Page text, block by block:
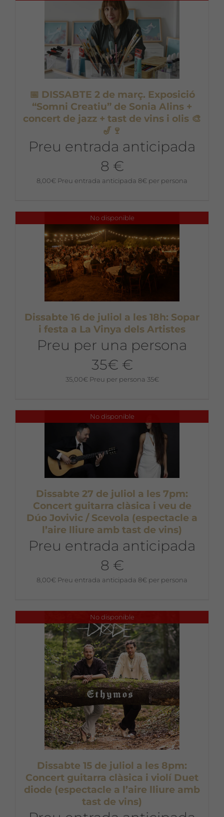
📅 DISSABTE 2 de març. Exposició
“Somni Creatiu” de Sonia Alins +
concert de jazz + tast de vins i olis 🎨
🎷🍷
Preu entrada anticipada
8 €
8,00€ Preu entrada anticipada 8€ per persona
No disponible
Dissabte 16 de juliol a les 18h: Sopar
i festa a La Vinya dels Artistes
Preu per una persona
35€ €
35,00€ Preu per persona 35€
No disponible
Dissabte 27 de juliol a les 7pm:
Concert guitarra clàsica i veu de
Dúo Jovivic / Scevola (espectacle a
l’aire lliure amb tast de vins)
Preu entrada anticipada
8 €
8,00€ Preu entrada anticipada 8€ per persona
No disponible
Dissabte 15 de juliol a les 8pm:
Concert guitarra clàsica i violí Duet
diode (espectacle a l’aire lliure amb
tast de vins)